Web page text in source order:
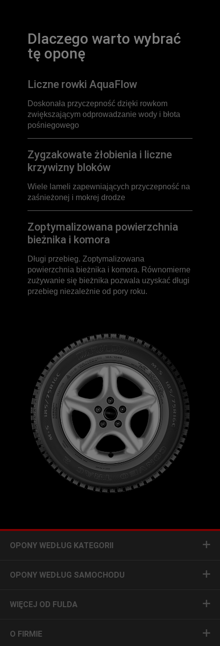
Dlaczego warto wybrać
tę oponę
Liczne rowki AquaFlow
Doskonała przyczepność dzięki rowkom
zwiększającym odprowadzanie wody i błota
pośniegowego
Zygzakowate żłobienia i liczne
krzywizny bloków
Wiele lameli zapewniających przyczepność na
zaśnieżonej i mokrej drodze
Zoptymalizowana powierzchnia
bieżnika i komora
Długi przebieg. Zoptymalizowana
powierzchnia bieżnika i komora. Równomierne
zużywanie się bieżnika pozwala uzyskać długi
przebieg niezależnie od pory roku.
OPONY WEDŁUG KATEGORII
OPONY WEDŁUG SAMOCHODU
WIĘCEJ OD FULDA
O FIRMIE